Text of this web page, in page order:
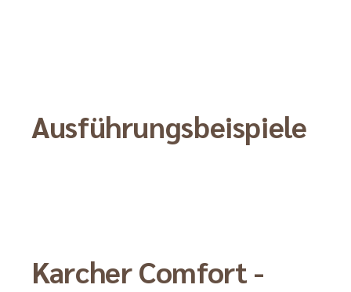
Ausführungsbeispiele
Karcher Comfort -